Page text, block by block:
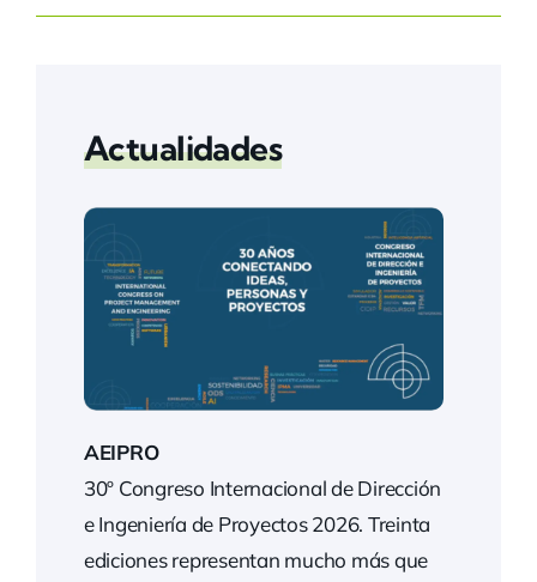
Actualidades
AEIPRO
30º Congreso Internacional de Dirección
e Ingeniería de Proyectos 2026. Treinta
ediciones representan mucho más que